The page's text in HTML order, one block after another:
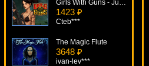
Girls With Guns - Jungle Heat
1423 ₽
Cteb***
The Magic Flute
3648 ₽
ivan-lev***